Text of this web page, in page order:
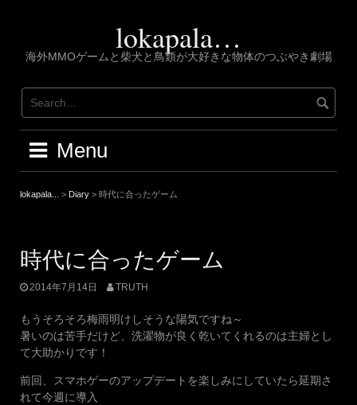
lokapala…
海外MMOゲームと柴犬と鳥類が大好きな物体のつぶやき劇場
Menu
lokapala... > Diary > 時代に合ったゲーム
時代に合ったゲーム
2014年7月14日 TRUTH
もうそろそろ梅雨明けしそうな陽気ですね～
暑いのは苦手だけど、洗濯物が良く乾いてくれるのは主婦とし
て大助かりです！
前回、スマホゲーのアップデートを楽しみにしていたら延期さ
れて今週に導入